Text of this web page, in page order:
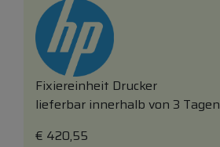
Fixiereinheit Drucker
lieferbar innerhalb von 3 Tagen
€ 420,55